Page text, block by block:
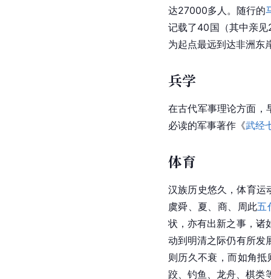
达27000多人。随行的
记载了40国（其中亲
为起点最远到达非洲东
兵学
在古代军事理论方面，
必读的军事著作《武经
体育
汉族历史悠久，体育运
虞舜、夏、商、周此五
状，亦有出新之事，诸
动到明清之际仍有所发
则历久不衰，而如角
跤、钓鱼、龙舟、棋类